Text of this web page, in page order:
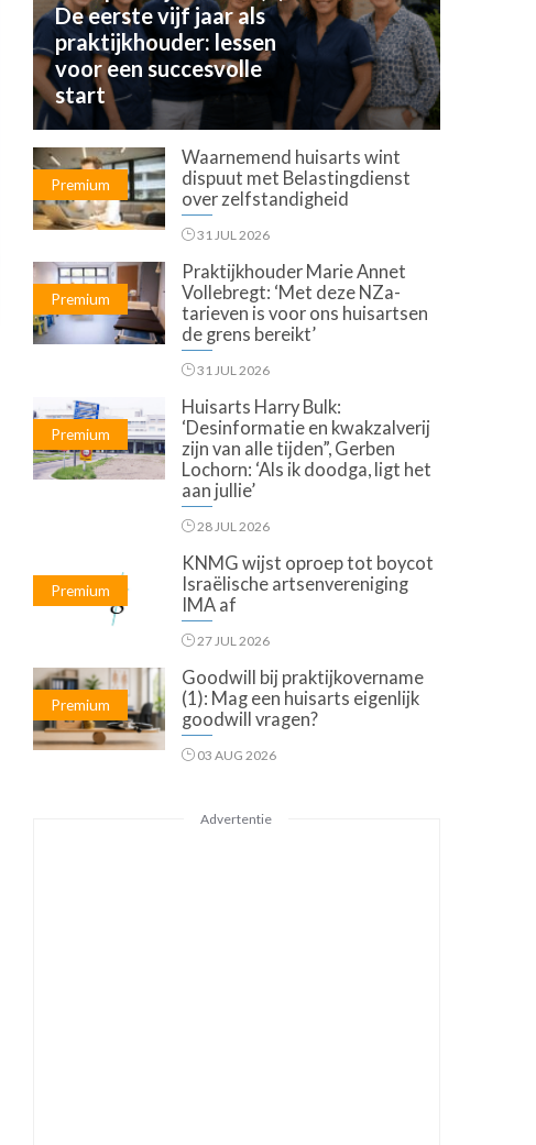
De eerste vijf jaar als
praktijkhouder: lessen
voor een succesvolle
start
Premium
Waarnemend huisarts wint
dispuut met Belastingdienst
over zelfstandigheid
31 JUL 2026
Premium
Praktijkhouder Marie Annet
Vollebregt: ‘Met deze NZa-
tarieven is voor ons huisartsen
de grens bereikt’
31 JUL 2026
Premium
Huisarts Harry Bulk:
‘Desinformatie en kwakzalverij
zijn van alle tijden”, Gerben
Lochorn: ‘Als ik doodga, ligt het
aan jullie’
28 JUL 2026
Premium
KNMG wijst oproep tot boycot
Israëlische artsenvereniging
IMA af
27 JUL 2026
Premium
Goodwill bij praktijkovername
(1): Mag een huisarts eigenlijk
goodwill vragen?
03 AUG 2026
Advertentie